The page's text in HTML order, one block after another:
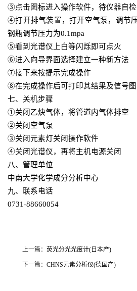
③点击图标进入操作软件，待仪器自
④打开排气装置，打开空气泵，调节
钢瓶调节压力为0.1mpa
⑤看到光谱仪上白等闪烁即可点火
⑥进入向导界面选择建立一种新方法
⑦接下来按提示完成操作
⑧在完成操作后可打印其结果及信号图
七、关机步骤
①关闭乙炔气体，将管道内气体排空
②关闭空气泵
③关闭元素灯关闭操作软件
④关闭光谱仪，再将主机电源关闭
八、管理单位
中南大学化学成分分析中心
九、联系电话
0731-88660054
上一篇：荧光分光光度计(日本产)
下一篇：CHNS元素分析仪(德国产)